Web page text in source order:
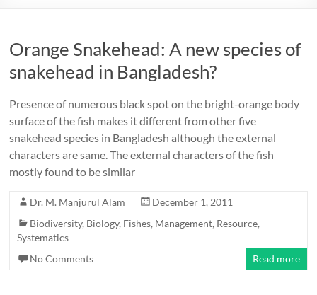
Orange Snakehead: A new species of
snakehead in Bangladesh?
Presence of numerous black spot on the bright-orange body
surface of the fish makes it different from other five
snakehead species in Bangladesh although the external
characters are same. The external characters of the fish
mostly found to be similar
Dr. M. Manjurul Alam
December 1, 2011
Biodiversity, Biology, Fishes, Management, Resource,
Systematics
No Comments
Read more